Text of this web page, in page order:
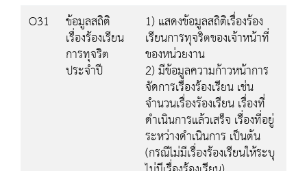
O31
ข้อมูลสถิติ
เรื่องร้องเรียน
การทุจริต
ประจำปี
1) แสดงข้อมูลสถิติเรื่องร้อง
เรียนการทุจริตของเจ้าหน้าที่
ของหน่วยงาน
2) มีข้อมูลความก้าวหน้าการ
จัดการเรื่องร้องเรียน เช่น
จำนวนเรื่องร้องเรียน เรื่องที่
ดำเนินการแล้วเสร็จ เรื่องที่อยู่
ระหว่างดำเนินการ เป็นต้น
(กรณีไม่มีเรื่องร้องเรียนให้ระบุ